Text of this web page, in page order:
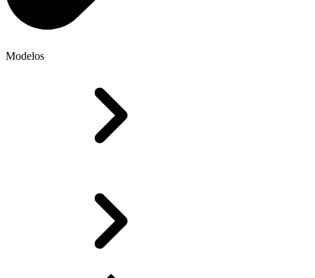
Modelos